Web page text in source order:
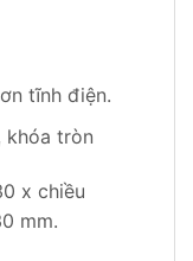
tĩnh điện.
khóa tròn
x chiều
mm.